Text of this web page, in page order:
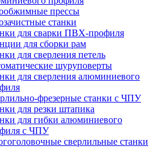
прессы
станки
для сварки ПВХ-профиля
для сборки рам
для сверления петель
шуруповерты
для сверления алюминиевого
фрезерные станки с ЧПУ
для резки штапика
для гибки алюминиевого
с ЧПУ
сверлильные станки